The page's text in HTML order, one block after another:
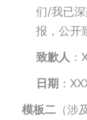
们/我已
报，公开
致歉人 ：
日期 ：
模板二（涉